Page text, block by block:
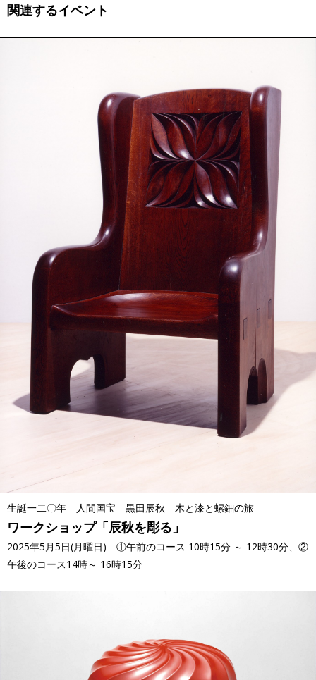
関連するイベント
生誕一二〇年 人間国宝 黒田辰秋 木と漆と螺鈿の旅
ワークショップ「辰秋を彫る」
2025年5月5日(月曜日) ①午前のコース 10時15分 ～ 12時30分、②
午後のコース14時～ 16時15分